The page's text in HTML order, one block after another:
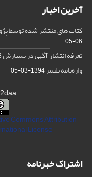
آخرین اخبار
کتاب های منتشر شده توسط
06-05
تعرفه انتشار آگهی در بسپارش
واژه‌نامه پلیمر1394-03-05
Commons Attribution-
License
اشتراک خبرنامه